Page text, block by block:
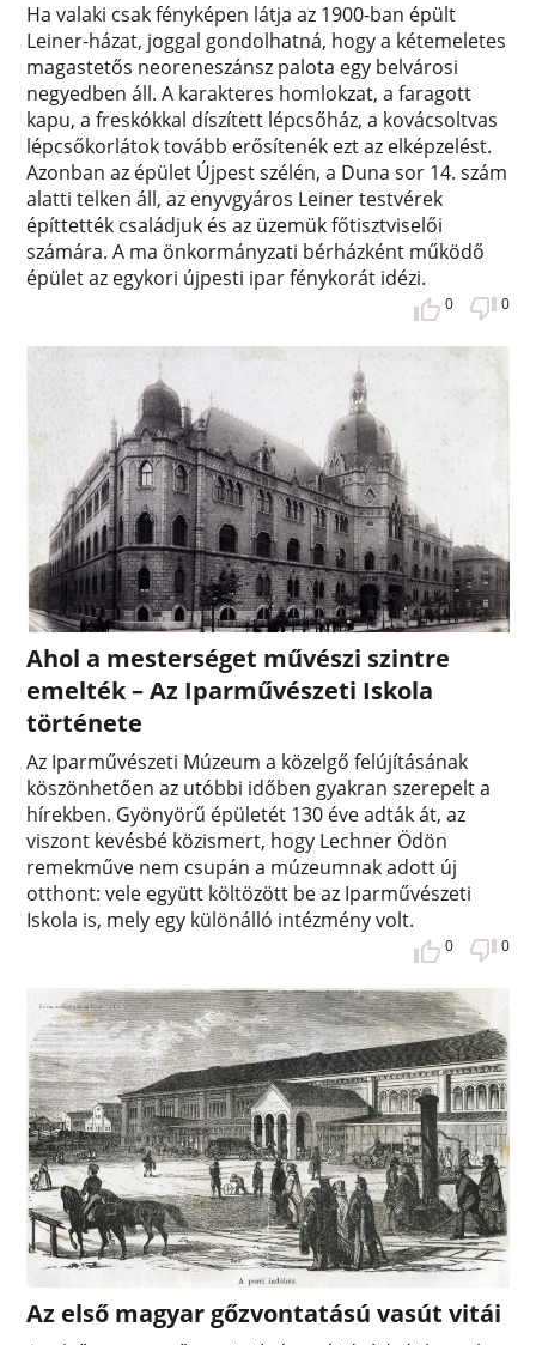
Ha valaki csak fényképen látja az 1900-ban épült
Leiner-házat, joggal gondolhatná, hogy a kétemeletes
magastetős neoreneszánsz palota egy belvárosi
negyedben áll. A karakteres homlokzat, a faragott
kapu, a freskókkal díszített lépcsőház, a kovácsoltvas
lépcsőkorlátok tovább erősítenék ezt az elképzelést.
Azonban az épület Újpest szélén, a Duna sor 14. szám
alatti telken áll, az enyvgyáros Leiner testvérek
építtették családjuk és az üzemük főtisztviselői
számára. A ma önkormányzati bérházként működő
épület az egykori újpesti ipar fénykorát idézi.
0 0
Ahol a mesterséget művészi szintre
emelték – Az Iparművészeti Iskola
története
Az Iparművészeti Múzeum a közelgő felújításának
köszönhetően az utóbbi időben gyakran szerepelt a
hírekben. Gyönyörű épületét 130 éve adták át, az
viszont kevésbé közismert, hogy Lechner Ödön
remekműve nem csupán a múzeumnak adott új
otthont: vele együtt költözött be az Iparművészeti
Iskola is, mely egy különálló intézmény volt.
0 0
Az első magyar gőzvontatású vasút vitái